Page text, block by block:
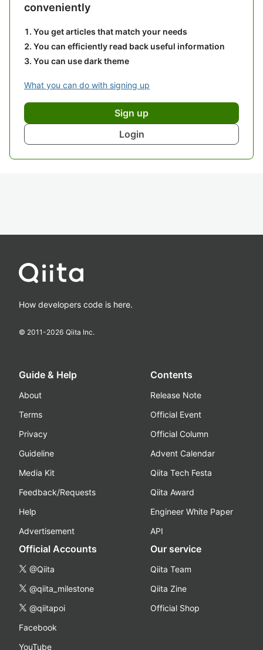
conveniently
You get articles that match your needs
You can efficiently read back useful information
You can use dark theme
What you can do with signing up
Sign up
Login
How developers code is here.
© 2011-2026 Qiita Inc.
Guide & Help
About
Terms
Privacy
Guideline
Media Kit
Feedback/Requests
Help
Advertisement
Contents
Release Note
Official Event
Official Column
Advent Calendar
Qiita Tech Festa
Qiita Award
Engineer White Paper
API
Official Accounts
@Qiita
@qiita_milestone
@qiitapoi
Facebook
YouTube
Our service
Qiita Team
Qiita Zine
Official Shop